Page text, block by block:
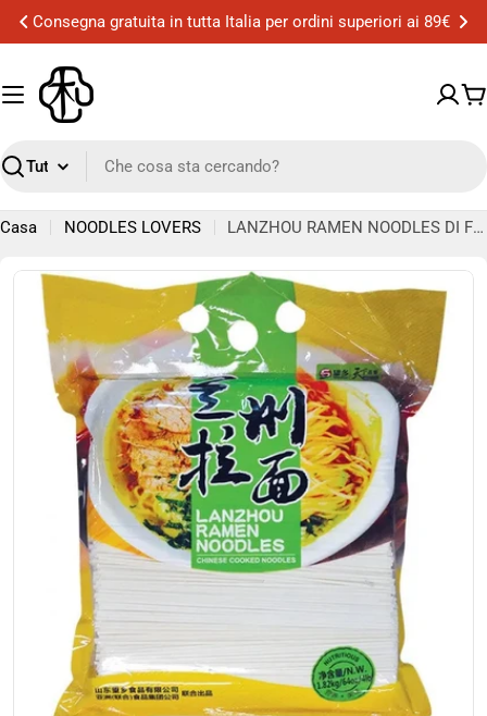
contenuto
Consegna gratuita a Milano per ordini superiori ai 50€
Ricerca
Casa NOODLES LOVERS LANZHOU RAMEN NOODLES DI FRUMENTO - 1.82 kg
Passa
informazioni
prodotto
Apri supporto 0 in modalità modale